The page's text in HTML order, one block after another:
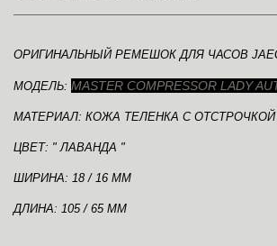
ОРИГИНАЛЬНЫЙ РЕМЕШОК ДЛЯ ЧАСОВ
МОДЕЛЬ: MASTER COMPRESSOR LADY
МАТЕРИАЛ: КОЖА ТЕЛЕНКА С
ЦВЕТ: " ЛАВАНДА "
ШИРИНА: 18 / 16 ММ
ДЛИНА: 105 / 65 ММ